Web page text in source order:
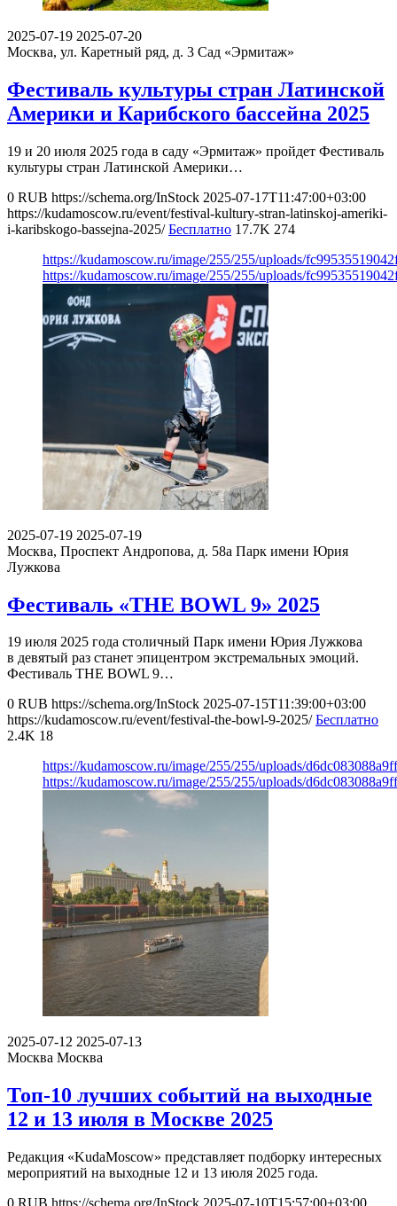
2025-07-19 2025-07-20
Москва, ул. Каретный ряд, д. 3 Сад «Эрмитаж»
Фестиваль культуры стран Латинской
Америки и Карибского бассейна 2025
19 и 20 июля 2025 года в саду «Эрмитаж» пройдет Фестиваль
культуры стран Латинской Америки…
0 RUB https://schema.org/InStock 2025-07-17T11:47:00+03:00
https://kudamoscow.ru/event/festival-kultury-stran-latinskoj-ameriki-
i-karibskogo-bassejna-2025/ Бесплатно 17.7K 274
https://kudamoscow.ru/image/255/255/uploads/
https://kudamoscow.ru/image/255/255/uploads/
2025-07-19 2025-07-19
Москва, Проспект Андропова, д. 58а Парк имени Юрия
Лужкова
Фестиваль «THE BOWL 9» 2025
19 июля 2025 года столичный Парк имени Юрия Лужкова
в девятый раз станет эпицентром экстремальных эмоций.
Фестиваль THE BOWL 9…
0 RUB https://schema.org/InStock 2025-07-15T11:39:00+03:00
https://kudamoscow.ru/event/festival-the-bowl-9-2025/ Бесплатно
2.4K 18
https://kudamoscow.ru/image/255/255/uploads/
https://kudamoscow.ru/image/255/255/uploads/
2025-07-12 2025-07-13
Москва Москва
Топ-10 лучших событий на выходные
12 и 13 июля в Москве 2025
Редакция «KudaMoscow» представляет подборку интересных
мероприятий на выходные 12 и 13 июля 2025 года.